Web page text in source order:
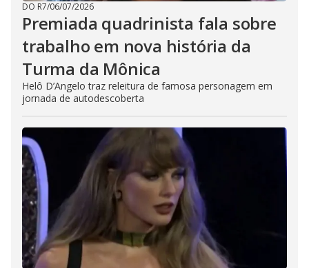
DO R7/06/07/2026
Premiada quadrinista fala sobre
trabalho em nova história da
Turma da Mônica
Helô D’Angelo traz releitura de famosa personagem em
jornada de autodescoberta